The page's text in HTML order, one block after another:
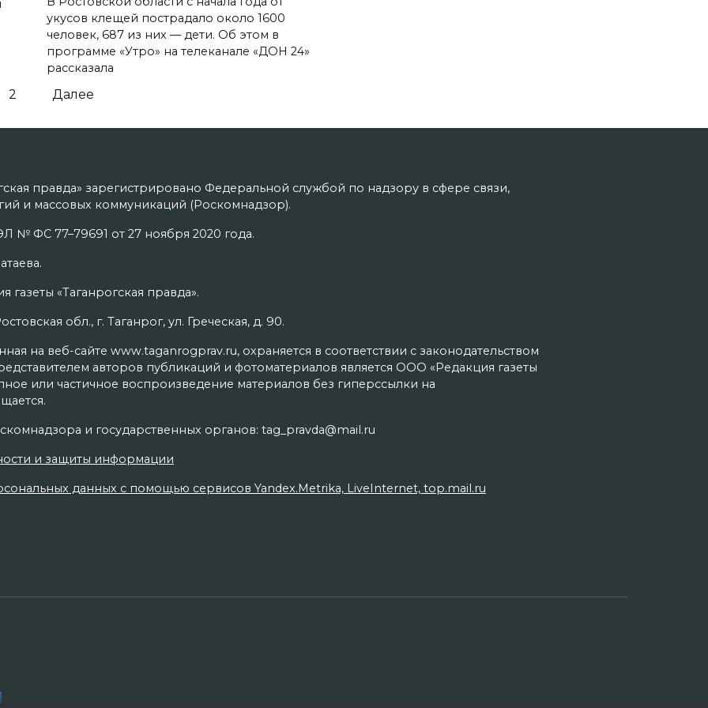
укусов клещей пострадало около 1600
человек, 687 из них — дети. Об этом в
программе «Утро» на телеканале «ДОН 24»
рассказала
2 Далее
правда» зарегистрировано Федеральной службой по надзору в сфере связи,
и массовых коммуникаций (Роскомнадзор).
№ ФС 77–79691 от 27 ноября 2020 года.
«Таганрогская правда».
обл., г. Таганрог, ул. Греческая, д. 90.
на веб-сайте www.taganrogprav.ru, охраняется в соответствии с законодательством
авторов публикаций и фотоматериалов является ООО «Редакция газеты
или частичное воспроизведение материалов без гиперссылки на
и государственных органов: tag_pravda@mail.ru
и защиты информации
данных с помощью сервисов Yandex.Metrika, LiveInternet, top.mail.ru